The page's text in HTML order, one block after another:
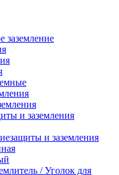
заземление
и заземления
и заземления
/ Уголок для